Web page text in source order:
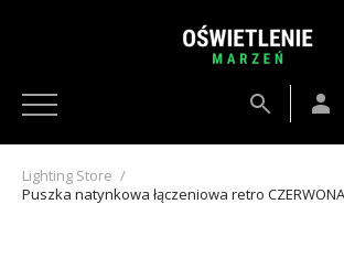
Lighting Store /
Puszka natynkowa łączeniowa retro